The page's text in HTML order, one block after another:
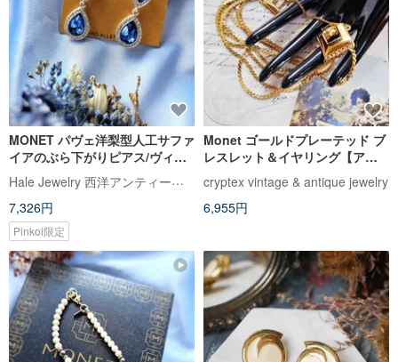
MONET パヴェ洋梨型人工サファ
イアのぶら下がりピアス/ヴィン
テージアメリカンアンティーク
アクセサリー
Hale Jewelry 西洋アンティークコレクション
7,326円
Pinkoi限定
Monet ゴールドプレーテッド ブ
レスレット＆イヤリング【アメ
リカンヴィンテージジュエリ
ー】
cryptex vintage & antique jewelry
6,955円